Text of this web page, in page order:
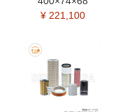
¥ 221,100